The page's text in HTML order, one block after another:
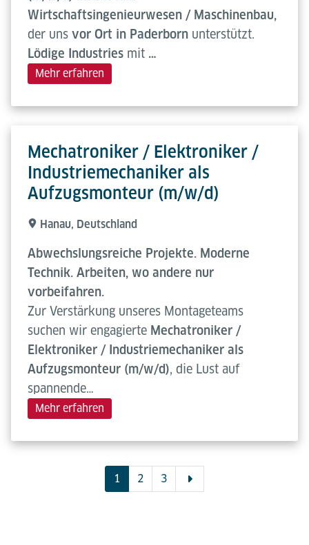
Wirtschaftsingenieurwesen / Maschinenbau,
der uns vor Ort in Paderborn unterstützt.
Lödige Industries mit …
Mehr erfahren
Mechatroniker / Elektroniker /
Industriemechaniker als
Aufzugsmonteur (m/w/d)
Hanau, Deutschland
Abwechslungsreiche Projekte. Moderne
Technik. Arbeiten, wo andere nur
vorbeifahren.
Zur Verstärkung unseres Montageteams
suchen wir engagierte Mechatroniker /
Elektroniker / Industriemechaniker als
Aufzugsmonteur (m/w/d), die Lust auf
spannende…
Mehr erfahren
1 2 3